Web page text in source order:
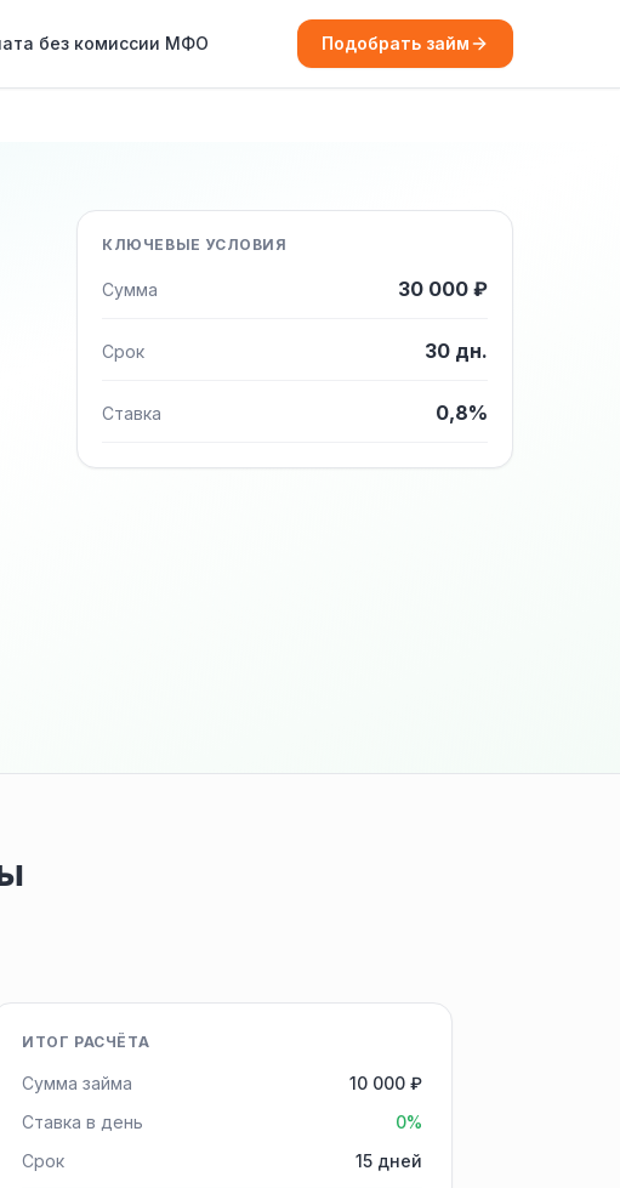
без комиссии МФО Подобрать займ
КЛЮЧЕВЫЕ УСЛОВИЯ
Сумма 30 000 ₽
Срок 30 дн.
Ставка 0,8%
ИТОГ РАСЧЁТА
Сумма займа
10 000 ₽
Ставка в день
0%
Срок
15 дней